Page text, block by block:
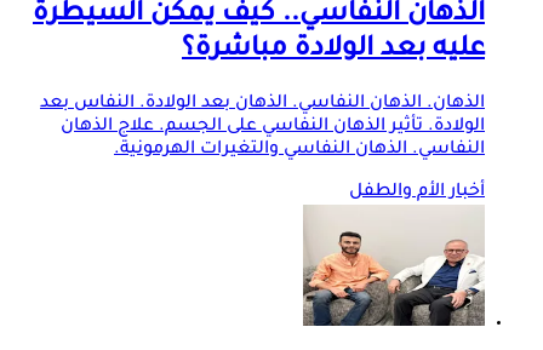
الذهان النفاسي.. كيف يمكن السيطرة
عليه بعد الولادة مباشرة؟
الذهان. الذهان النفاسي. الذهان بعد الولادة. النفاس بعد
الولادة. تأثير الذهان النفاسي على الجسم. علاج الذهان
النفاسي. الذهان النفاسي والتغيرات الهرمونية.
أخبار الأم والطفل